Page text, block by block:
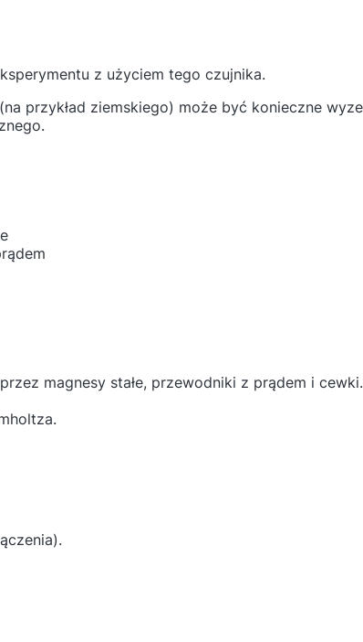
z użyciem tego czujnika.
przykład ziemskiego) może być konieczne
magnesy stałe, przewodniki z prądem i cewki.